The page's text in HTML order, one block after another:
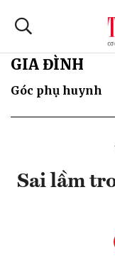
GIA ĐÌNH
Góc phụ huynh
Sai lầm